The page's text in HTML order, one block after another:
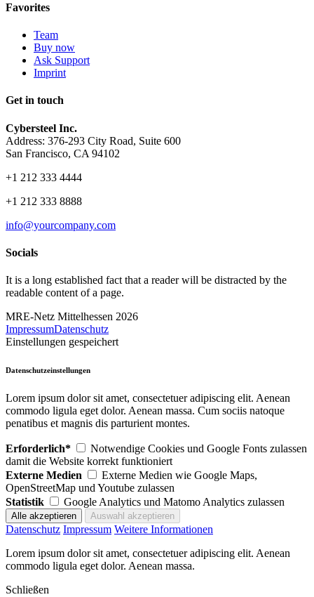
Favorites
Team
Buy now
Ask Support
Imprint
Get in touch
Cybersteel Inc.
Address: 376-293 City Road, Suite 600
San Francisco, CA 94102
+1 212 333 4444
+1 212 333 8888
info@yourcompany.com
Socials
It is a long established fact that a reader will be distracted by the
readable content of a page.
MRE-Netz Mittelhessen 2026
ImpressumDatenschutz
Einstellungen gespeichert
Datenschutzeinstellungen
Lorem ipsum dolor sit amet, consectetuer adipiscing elit. Aenean
commodo ligula eget dolor. Aenean massa. Cum sociis natoque
penatibus et magnis dis parturient montes.
Erforderlich*
Notwendige Cookies und Google Fonts zulassen
damit die Website korrekt funktioniert
Externe Medien
Externe Medien wie Google Maps,
OpenStreetMap und Youtube zulassen
Statistik
Google Analytics und Matomo Analytics zulassen
Datenschutz Impressum Weitere Informationen
Lorem ipsum dolor sit amet, consectetuer adipiscing elit. Aenean
commodo ligula eget dolor. Aenean massa.
Schließen